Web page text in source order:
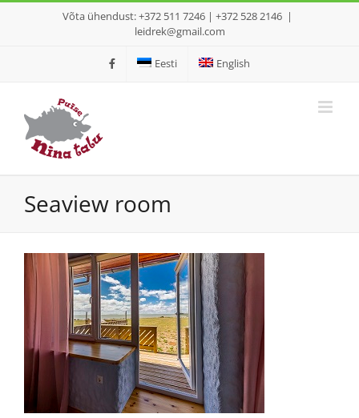
Skip
Võta ühendust: +372 511 7246 | +372 528 2146 |
leidrek@gmail.com
Eesti English
Seaview room